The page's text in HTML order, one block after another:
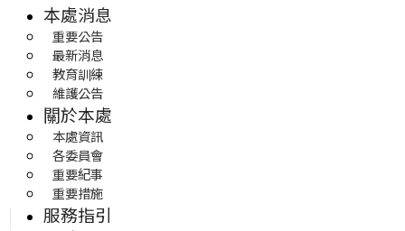
本處消息
重要公告
最新消息
教育訓練
維護公告
關於本處
本處資訊
各委員會
重要紀事
重要措施
服務指引